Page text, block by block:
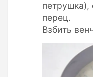
петрушка),
перец.
Взбить